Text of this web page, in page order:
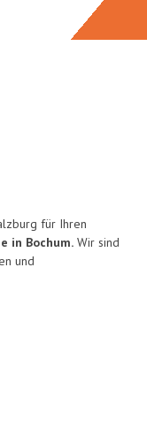
für Ihren
in Bochum. Wir sind
und